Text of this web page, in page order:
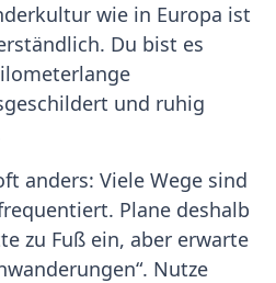
wie in Europa ist
Du bist es
und ruhig
anders: Viele Wege sind
Plane deshalb
zu Fuß ein, aber erwarte
Nutze